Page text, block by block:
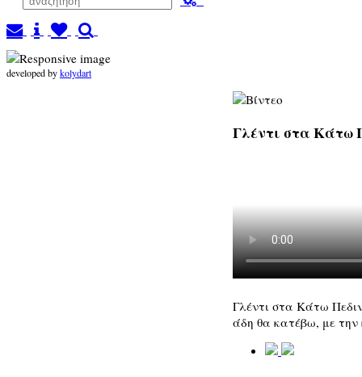
developed bykolydart
Γλέντι στα Κάτω
Γλέντι στα Κάτω
άδη θα κατέβω, με